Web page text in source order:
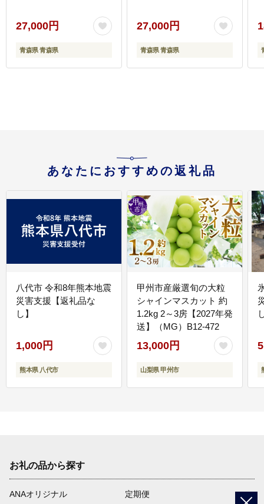
27,000円
青森県 青森県
27,000円
青森県 青森県
あなたにおすすめの返礼品
八代市 令和8年熊本地震
災害支援【返礼品な
し】
1,000円
熊本県 八代市
甲州市産厳選旬の大粒
シャインマスカット 約
1.2kg 2～3房【2027年発
送】（MG）B12-472
13,000円
山梨県 甲州市
お礼の品から探す
ANAオリジナル
定期便